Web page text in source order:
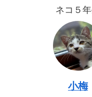
ネコ５
小梅